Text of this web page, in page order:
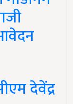
देवेंद्र